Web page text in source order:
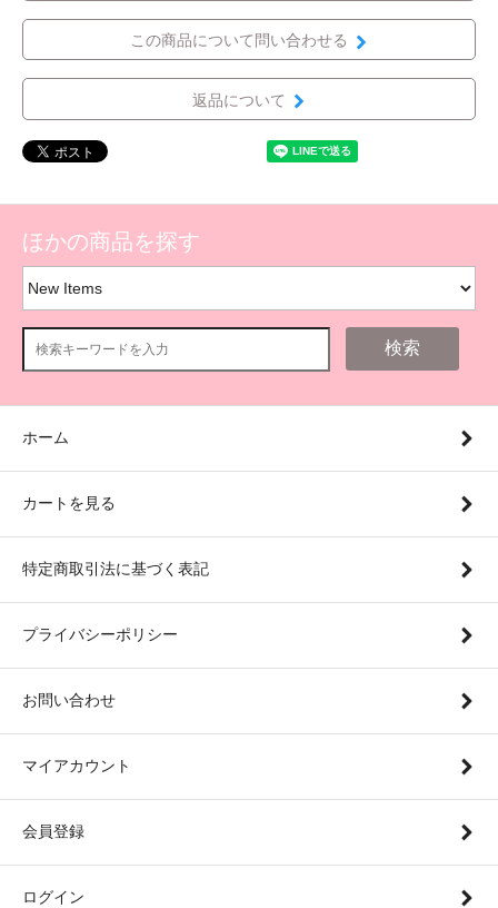
この商品について問い合わせる
返品について
ほかの商品を探す
検索
ホーム
カートを見る
特定商取引法に基づく表記
プライバシーポリシー
お問い合わせ
マイアカウント
会員登録
ログイン